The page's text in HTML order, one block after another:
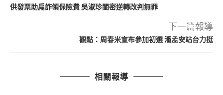
供發票助扁詐領保險費 吳淑珍閨密逆轉改判無罪
下一篇報導
觀點：周春米宣布參加初選 潘孟安站台力挺
相關報導